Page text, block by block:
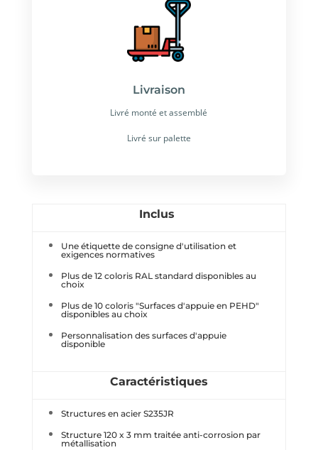
Livraison
Livré monté et assemblé
Livré sur palette
Inclus
Une étiquette de consigne d'utilisation et
exigences normatives
Plus de 12 coloris RAL standard disponibles au
choix
Plus de 10 coloris "Surfaces d'appuie en PEHD"
disponibles au choix
Personnalisation des surfaces d'appuie
disponible
Caractéristiques
Structures en acier S235JR
Structure 120 x 3 mm traitée anti-corrosion par
métallisation